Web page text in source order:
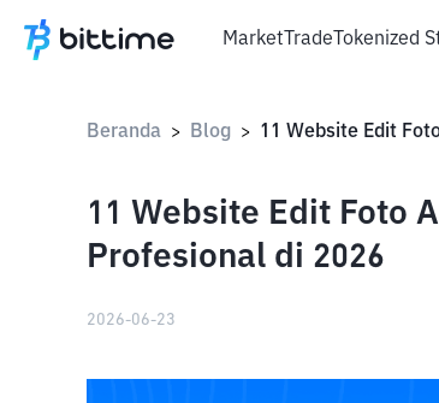
MarketTradeTokenized
Beranda > Blog >
11 Website Edit Foto
Profesional di 2026
2026-06-23